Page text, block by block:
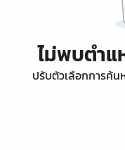
ไม่พบตำ
ปรับตัวเลือกการค้